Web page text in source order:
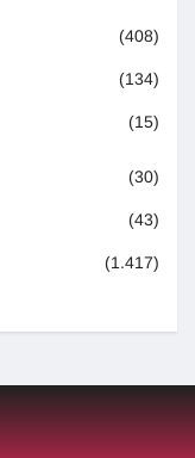
(408)
(134)
(15)
(30)
(43)
(1.417)